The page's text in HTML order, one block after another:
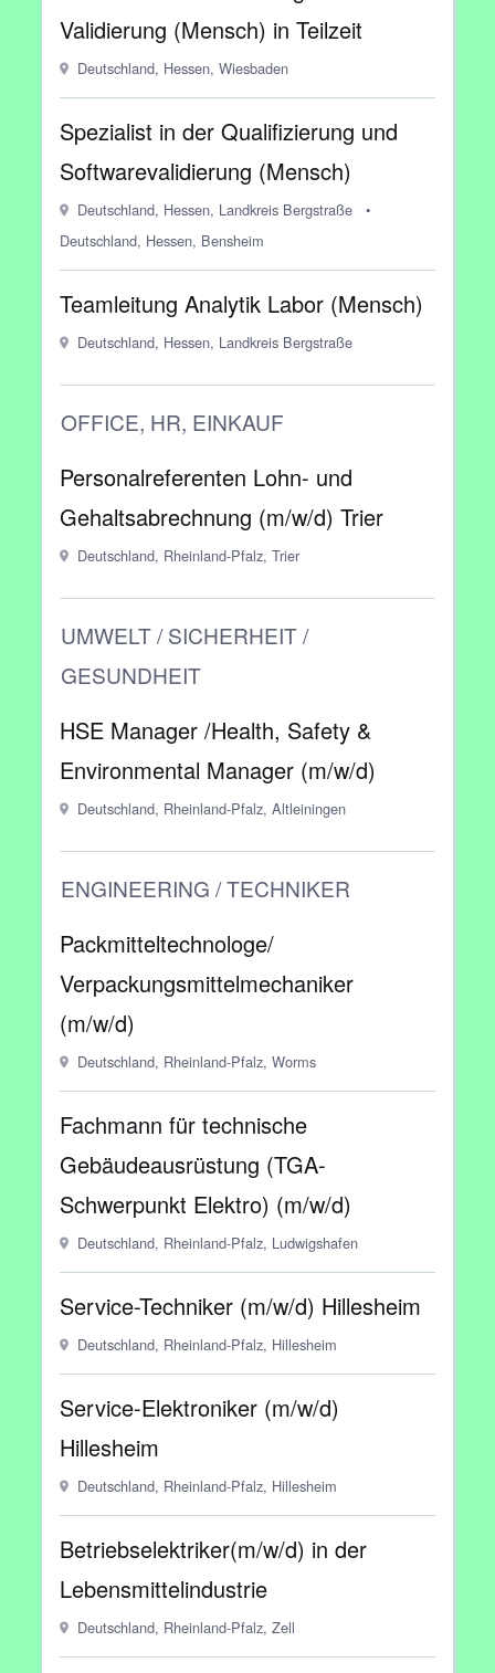
Validierung (Mensch) in Teilzeit
Deutschland, Hessen, Wiesbaden
Spezialist in der Qualifizierung und
Softwarevalidierung (Mensch)
Deutschland, Hessen, Landkreis Bergstraße
•
Deutschland, Hessen, Bensheim
Teamleitung Analytik Labor (Mensch)
Deutschland, Hessen, Landkreis Bergstraße
OFFICE, HR, EINKAUF
Personalreferenten Lohn- und
Gehaltsabrechnung (m/w/d) Trier
Deutschland, Rheinland-Pfalz, Trier
UMWELT / SICHERHEIT /
GESUNDHEIT
HSE Manager /Health, Safety &
Environmental Manager (m/w/d)
Deutschland, Rheinland-Pfalz, Altleiningen
ENGINEERING / TECHNIKER
Packmitteltechnologe/
Verpackungsmittelmechaniker
(m/w/d)
Deutschland, Rheinland-Pfalz, Worms
Fachmann für technische
Gebäudeausrüstung (TGA-
Schwerpunkt Elektro) (m/w/d)
Deutschland, Rheinland-Pfalz, Ludwigshafen
Service-Techniker (m/w/d) Hillesheim
Deutschland, Rheinland-Pfalz, Hillesheim
Service-Elektroniker (m/w/d)
Hillesheim
Deutschland, Rheinland-Pfalz, Hillesheim
Betriebselektriker(m/w/d) in der
Lebensmittelindustrie
Deutschland, Rheinland-Pfalz, Zell